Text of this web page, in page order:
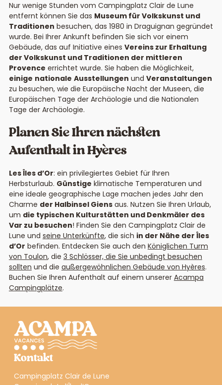
Nur wenige Stunden vom Campingplatz Clair de Lune
entfernt können Sie das Museum für Volkskunst und
Traditionen besuchen, das 1980 in Draguignan gegründet
wurde. Bei Ihrer Ankunft befinden Sie sich vor einem
Gebäude, das auf Initiative eines Vereins zur Erhaltung
der Volkskunst und Traditionen der mittleren
Provence errichtet wurde. Sie haben die Möglichkeit,
einige nationale Ausstellungen und Veranstaltungen
zu besuchen, wie die Europäische Nacht der Museen, die
Europäischen Tage der Archäologie und die Nationalen
Tage der Archäologie.
Planen Sie Ihren nächsten
Aufenthalt in Hyères
Les Îles d’Or: ein privilegiertes Gebiet für Ihren
Herbsturlaub. Günstige klimatische Temperaturen und
eine ideale geographische Lage machen jedes Jahr den
Charme der Halbinsel Giensaus. Nutzen Sie Ihren Urlaub,
um die typischen Kulturstätten und Denkmäler des
Var zu besuchen! Finden Sie den Campingplatz Clair de
Lune und seine Unterkünfte, die sich in der Nähe der Îles
d’Or befinden. Entdecken Sie auch den Königlichen Turm
von Toulon, die 3 Schlösser, die Sie unbedingt besuchen
sollten und die außergewöhnlichen Gebäude von Hyères.
Buchen Sie Ihren Aufenthalt auf einem unserer Acampa
Campingplätze.
Kontakt
Campingplatz Clair de Lune